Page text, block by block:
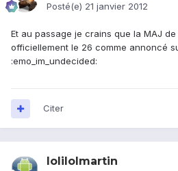
Posté(e) 21 janvier 2012
Et au passage je crains que la MAJ
officiellement le 26 comme annoncé
:emo_im_undecided:
Citer
lolilolmartin